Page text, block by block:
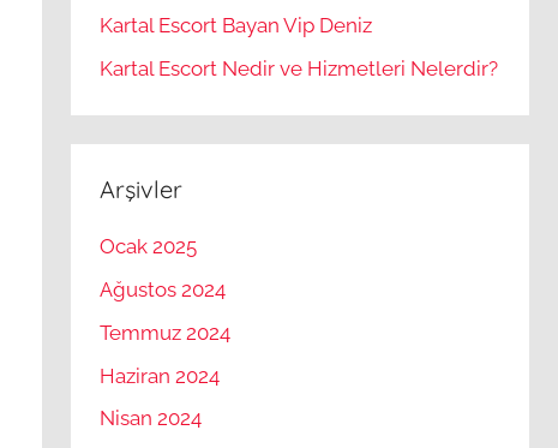
Kartal Escort Bayan Vip Deniz
Kartal Escort Nedir ve Hizmetleri Nelerdir?
Arşivler
Ocak 2025
Ağustos 2024
Temmuz 2024
Haziran 2024
Nisan 2024